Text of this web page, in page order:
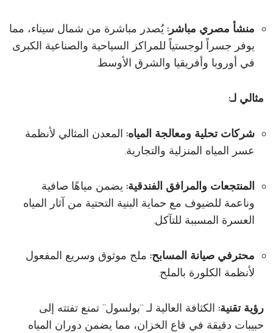
منشأ مصري مباشر: يُصدر مباشرة من شمال سيناء، مما
يوفر جسراً لوجستياً للمراكز السياحية والصناعية الكبرى
في أوروبا وأفريقيا والشرق الأوسط.
مثالي لـ:
شركات تحلية ومعالجة المياه: المعدن المثالي لأنظمة
عسر المياه المنزلية والتجارية.
المنتجعات والمرافق الفندقية: يضمن مياهًا صافية
وناعمة للضيوف مع حماية البنية التحتية من آثار المياه
العسرة المسببة للتآكل.
محترفي صيانة المسابح: ملح موثوق وسريع المفعول
لأنظمة الكلورة بالملح.
رؤية تقنية: الكثافة العالية لـ “بولسول” تمنع تفتته إلى
حبيبات دقيقة في قاع الخزان، مما يضمن دوران المياه